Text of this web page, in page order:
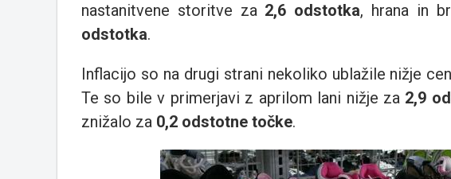
nastanitvene storitve za 2,6 odstotka, hrana in
odstotka.
Inflacijo so na drugi strani nekoliko ublažile nižje
Te so bile v primerjavi z aprilom lani nižje za 2,9
znižalo za 0,2 odstotne točke.